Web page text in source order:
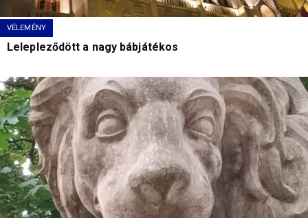
VÉLEMÉNY
Lelepleződött a nagy bábjátékos